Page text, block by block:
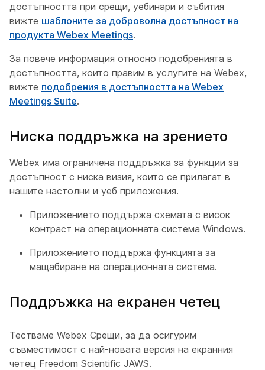
достъпността при срещи, уебинари и събития
вижте шаблоните за доброволна достъпност на
продукта Webex Meetings.
За повече информация относно подобренията в
достъпността, които правим в услугите на Webex,
вижте подобрения в достъпността на Webex
Meetings Suite.
Ниска поддръжка на зрението
Webex има ограничена поддръжка за функции за
достъпност с ниска визия, които се прилагат в
нашите настолни и уеб приложения.
Приложението поддържа схемата с висок
контраст на операционната система Windows.
Приложението поддържа функцията за
мащабиране на операционната система.
Поддръжка на екранен четец
Тестваме Webex Срещи, за да осигурим
съвместимост с най-новата версия на екранния
четец Freedom Scientific JAWS.